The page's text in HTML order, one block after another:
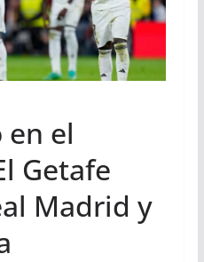
en el
Getafe
Madrid y